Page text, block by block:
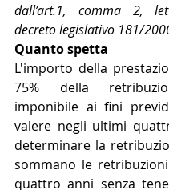
dall’art.1, comma 2,
decreto legislativo 181/
Quanto spetta
L'importo della
75% della
imponibile ai fini
valere negli ultimi
determinare la
sommano le
quattro anni senza